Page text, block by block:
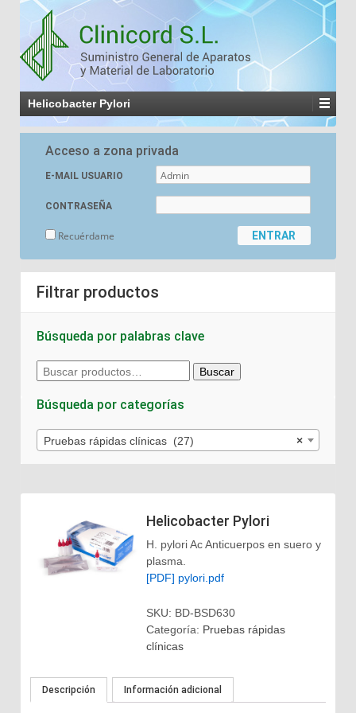
Helicobacter Pylori
Acceso a zona privada
E-MAIL USUARIO
CONTRASEÑA
Recuérdame
Filtrar productos
Búsqueda por palabras clave
Buscar
por:
Buscar
Búsqueda por categorías
×
Pruebas rápidas clínicas (27)
Helicobacter Pylori
H. pylori Ac Anticuerpos en suero y
plasma.
[PDF] pylori.pdf
SKU: BD-BSD630
Categoría: Pruebas rápidas
clínicas
Descripción Información adicional